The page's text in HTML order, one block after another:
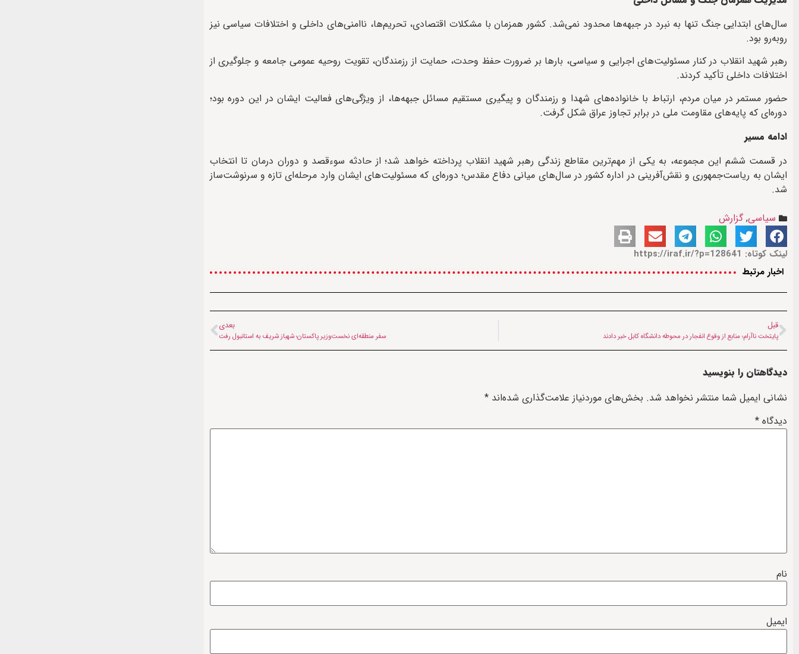
سال‌های ابتدایی جنگ تنها به نبرد در جبهه‌ها محدود نمی‌شد. کشور همزمان با مشکلات اقتصادی، تحریم‌ها، ناامنی‌های داخلی و اختلافات سیاسی نیز
روبه‌رو بود.
رهبر شهید انقلاب در کنار مسئولیت‌های اجرایی و سیاسی، بارها بر ضرورت حفظ وحدت، حمایت از رزمندگان، تقویت روحیه عمومی جامعه و جلوگیری از
اختلافات داخلی تأکید کردند.
حضور مستمر در میان مردم، ارتباط با خانواده‌های شهدا و رزمندگان و پیگیری مستقیم مسائل جبهه‌ها، از ویژگی‌های فعالیت ایشان در این دوره بود؛
دوره‌ای که پایه‌های مقاومت ملی در برابر تجاوز عراق شکل گرفت.
ادامه مسیر
در قسمت ششم این مجموعه، به یکی از مهم‌ترین مقاطع زندگی رهبر شهید انقلاب پرداخته خواهد شد؛ از حادثه سوءقصد و دوران درمان تا انتخاب
ایشان به ریاست‌جمهوری و نقش‌آفرینی در اداره کشور در سال‌های میانی دفاع مقدس؛ دوره‌ای که مسئولیت‌های ایشان وارد مرحله‌ای تازه و سرنوشت‌ساز
شد.
سیاسی,گزارش
لینک کوتاه: https://iraf.ir/?p=128641
اخبار مرتبط
قبل
پایتخت ناآرام؛ منابع از وقوع انفجار در محوطه دانشگاه کابل خبر دادند
بعدی
سفر منطقه‌ای نخست‌وزیر پاکستان؛ شهباز شریف به استانبول رفت
دیدگاهتان را بنویسید
نشانی ایمیل شما منتشر نخواهد شد. بخش‌های موردنیاز علامت‌گذاری شده‌اند *
دیدگاه *
نام
ایمیل